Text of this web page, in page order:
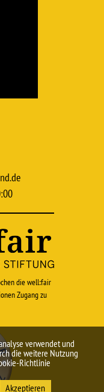
die well:fair
Zugang zu
verwendet und
die weitere Nutzung
Richtlinie
Akzeptieren